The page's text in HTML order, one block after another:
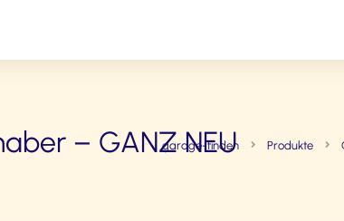
– GANZ NEU
garage-finden Produkte